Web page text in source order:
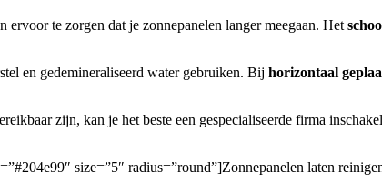
ervoor te zorgen dat je zonnepanelen langer meegaan. Het
en gedemineraliseerd water gebruiken. Bij horizontaal
zijn, kan je het beste een gespecialiseerde firma
size=”5″ radius=”round”]Zonnepanelen laten